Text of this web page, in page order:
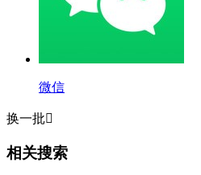
微信
换一批
相关搜索